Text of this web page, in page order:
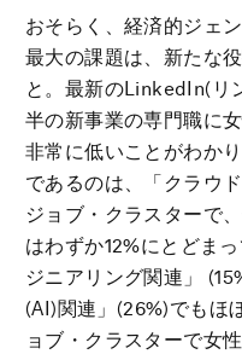
おそらく、経済的ジェ
最大の課題は、新たな
と。最新のLinkedIn(リ
半の新事業の専門職に
非常に低いことがわか
であるのは、「クラウ
ジョブ・クラスターで
はわずか12%にとどま
ジニアリング関連」
(AI)関連」(26%)でもほ
ョブ・クラスターで女